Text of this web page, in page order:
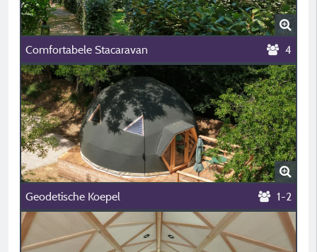
Comfortabele Stacaravan 4
Geodetische Koepel 1-2